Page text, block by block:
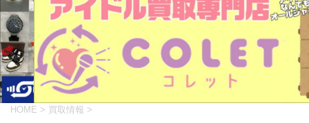
HOME > 買取情報 >